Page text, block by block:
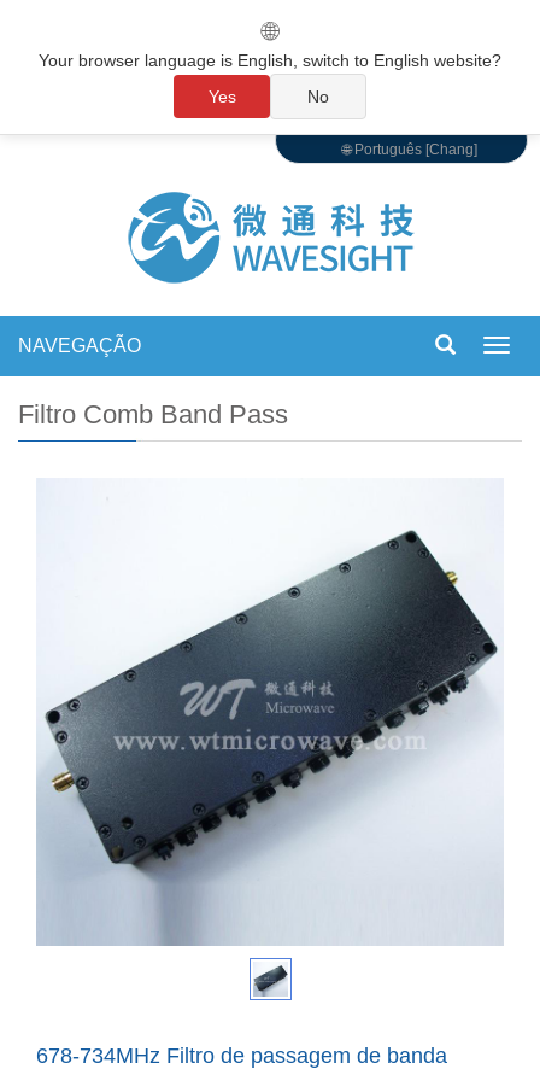
🌐 Português [Chang]
NAVEGAÇÃO
Filtro Comb Band Pass
678-734MHz Filtro de passagem de banda
🌐
Your browser language is English, switch to English website?
Yes
No